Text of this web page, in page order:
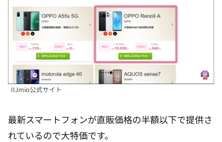
IIJmio公式サイト
最新スマートフォンが直販価格の半額以下で提供さ
れているので大特価です。